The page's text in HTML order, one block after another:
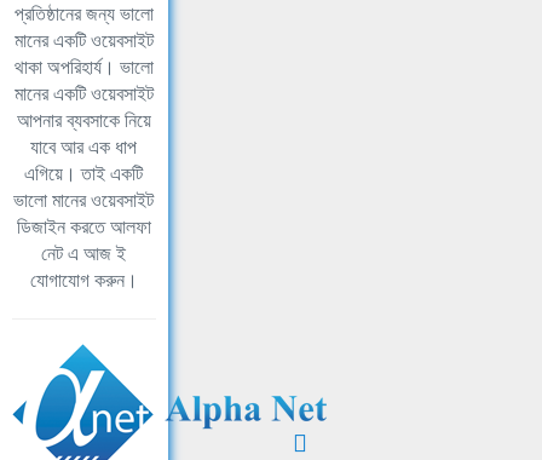
প্রতিষ্ঠানের জন্য ভালো
মানের একটি ওয়েবসাইট
থাকা অপরিহার্য। ভালো
মানের একটি ওয়েবসাইট
আপনার ব্যবসাকে নিয়ে
যাবে আর এক ধাপ
এগিয়ে। তাই একটি
ভালো মানের ওয়েবসাইট
ডিজাইন করতে আলফা
নেট এ আজ ই
যোগাযোগ করুন।